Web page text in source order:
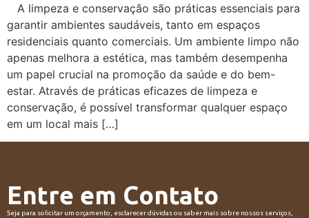
A limpeza e conservação são práticas essenciais para
garantir ambientes saudáveis, tanto em espaços
residenciais quanto comerciais. Um ambiente limpo não
apenas melhora a estética, mas também desempenha
um papel crucial na promoção da saúde e do bem-
estar. Através de práticas eficazes de limpeza e
conservação, é possível transformar qualquer espaço
em um local mais […]
Entre em Contato
Seja para solicitar um orçamento, esclarecer dúvidas ou saber mais sobre nossos serviços,